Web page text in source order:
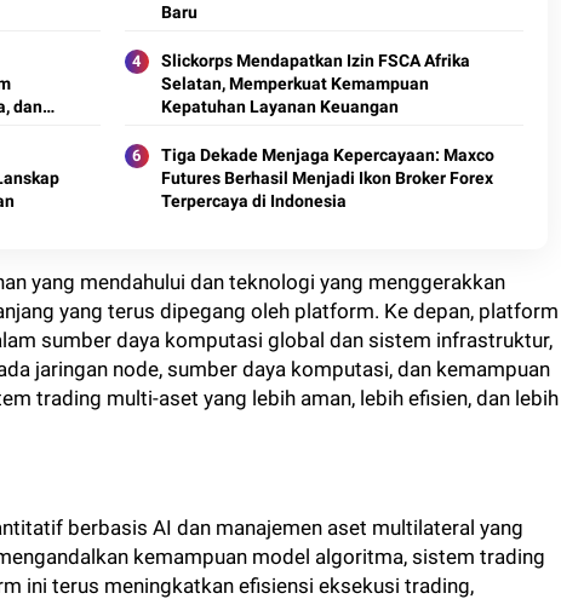
Baru
dan
Slickorps Mendapatkan Izin FSCA Afrika
Selatan, Memperkuat Kemampuan
Kepatuhan Layanan Keuangan
Tiga Dekade Menjaga Kepercayaan: Maxco
Futures Berhasil Menjadi Ikon Broker Forex
Terpercaya di Indonesia
yang mendahului dan teknologi yang menggerakkan
yang terus dipegang oleh platform. Ke depan, platform
sumber daya komputasi global dan sistem infrastruktur,
jaringan node, sumber daya komputasi, dan kemampuan
trading multi-aset yang lebih aman, lebih efisien, dan lebih
berbasis AI dan manajemen aset multilateral yang
kemampuan model algoritma, sistem trading
ini terus meningkatkan efisiensi eksekusi trading,